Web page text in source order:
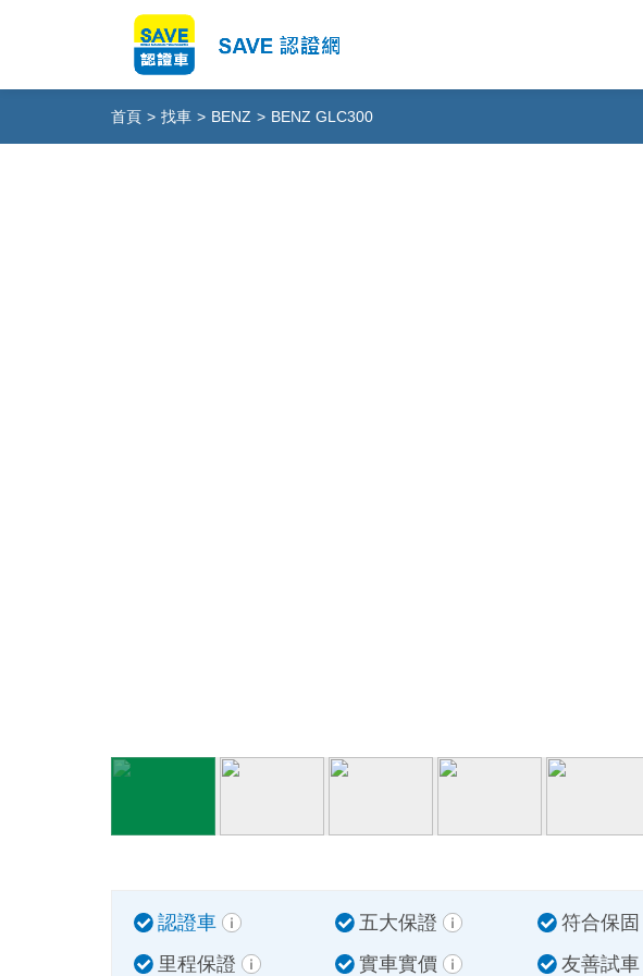
首頁 > 找車 > BENZ > BENZ GLC300
認證車 五大保證
符合保固
里程保證
實車實價 友善試車